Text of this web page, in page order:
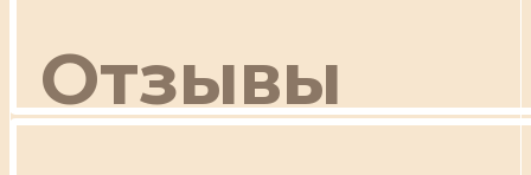
Отзывы